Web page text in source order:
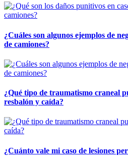
¿Cuáles son algunos ejemplos de
de camiones?
¿Qué tipo de traumatismo craneal
resbalón y caída?
¿Cuánto vale mi caso de lesiones